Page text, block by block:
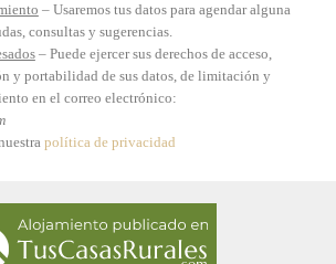
– Usaremos tus datos para agendar alguna
consultas y sugerencias.
– Puede ejercer sus derechos de acceso,
y portabilidad de sus datos, de limitación y
en el correo electrónico:
política de privacidad